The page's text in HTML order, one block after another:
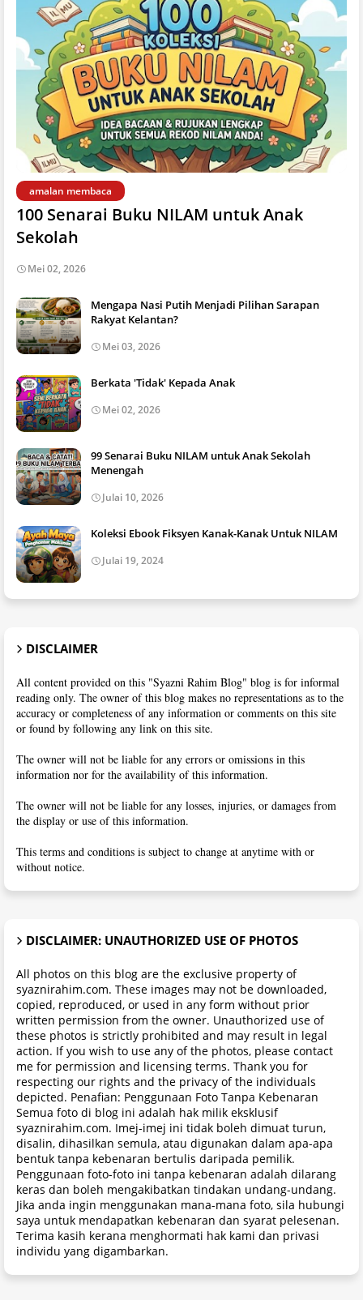
amalan membaca
100 Senarai Buku NILAM untuk Anak
Sekolah
Mei 02, 2026
Mengapa Nasi Putih Menjadi Pilihan Sarapan
Rakyat Kelantan?
Mei 03, 2026
Berkata 'Tidak' Kepada Anak
Mei 02, 2026
99 Senarai Buku NILAM untuk Anak Sekolah
Menengah
Julai 10, 2026
Koleksi Ebook Fiksyen Kanak-Kanak Untuk NILAM
Julai 19, 2024
DISCLAIMER
All content provided on this "Syazni Rahim Blog" blog is for informal
reading only. The owner of this blog makes no representations as to the
accuracy or completeness of any information or comments on this site
or found by following any link on this site.
The owner will not be liable for any errors or omissions in this
information nor for the availability of this information.
The owner will not be liable for any losses, injuries, or damages from
the display or use of this information.
This terms and conditions is subject to change at anytime with or
without notice.
DISCLAIMER: UNAUTHORIZED USE OF PHOTOS
All photos on this blog are the exclusive property of
syaznirahim.com. These images may not be downloaded,
copied, reproduced, or used in any form without prior
written permission from the owner. Unauthorized use of
these photos is strictly prohibited and may result in legal
action. If you wish to use any of the photos, please contact
me for permission and licensing terms. Thank you for
respecting our rights and the privacy of the individuals
depicted. Penafian: Penggunaan Foto Tanpa Kebenaran
Semua foto di blog ini adalah hak milik eksklusif
syaznirahim.com. Imej-imej ini tidak boleh dimuat turun,
disalin, dihasilkan semula, atau digunakan dalam apa-apa
bentuk tanpa kebenaran bertulis daripada pemilik.
Penggunaan foto-foto ini tanpa kebenaran adalah dilarang
keras dan boleh mengakibatkan tindakan undang-undang.
Jika anda ingin menggunakan mana-mana foto, sila hubungi
saya untuk mendapatkan kebenaran dan syarat pelesenan.
Terima kasih kerana menghormati hak kami dan privasi
individu yang digambarkan.